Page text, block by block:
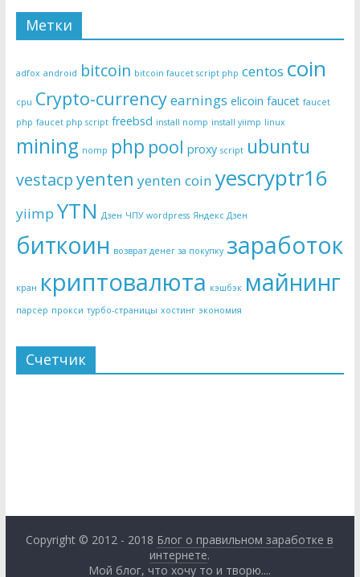
Метки
adfox android bitcoin bitcoin faucet script php centos coin
cpu Crypto-currencyearnings elicoin faucet faucet
php faucet php script freebsd install nomp install yiimp linux
mining nomp php pool proxy script ubuntu
vestacpyenten yenten coin yescryptr16
yiimp YTN Дзен ЧПУ wordpress Яндекс Дзен
биткоин возврат денег за покупку заработок
кран криптовалюта кэшбэк майнинг
парсер прокси турбо-страницы хостинг экономия
Счетчик
Copyright © 2012 - 2018 Блог о правильном заработке в
интернете.
Мой блог, что хочу то и творю....